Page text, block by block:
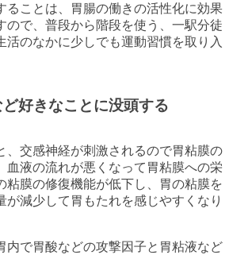
ることは、胃腸の働きの活性化に効果
ので、普段から階段を使う、一駅分徒
活のなかに少しでも運動習慣を取り入
好きなことに没頭する
、交感神経が刺激されるので胃粘膜の
血液の流れが悪くなって胃粘膜への栄
粘膜の修復機能が低下し、胃の粘膜を
が減少して胃もたれを感じやすくなり
内で胃酸などの攻撃因子と胃粘液など